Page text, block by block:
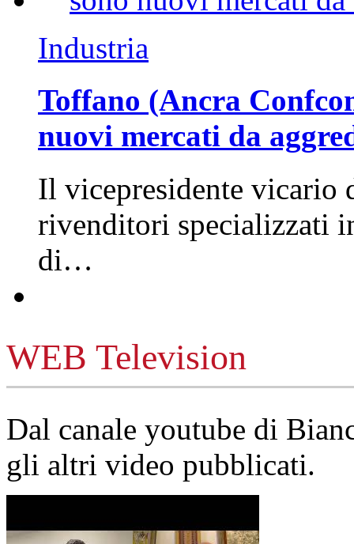
Industria
Toffano (Ancra
nuovi mercati da
Il vicepresidente vicario
rivenditori specializzati
di…
WEB Television
Dal canale youtube di
gli altri video pubblicati.